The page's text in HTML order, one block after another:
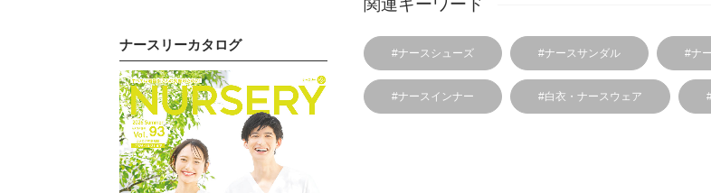
ナースリーカタログ
関連キーワード
#ナースシューズ #ナースサンダル #ナ
#ナースインナー #白衣・ナースウェア